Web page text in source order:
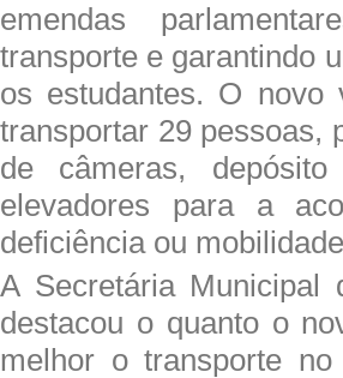
emendas
transporte e garantindo
os estudantes. O novo
transportar 29 pessoas,
de câmeras,
elevadores para a
deficiência ou
A Secretária Municipal
destacou o quanto o
melhor o transporte